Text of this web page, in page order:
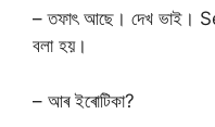
– তফাৎ আছে। দেখ ভাই।
বলা হয়।
– আৰ ইৰোটিকা?